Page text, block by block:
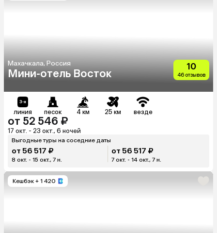
Махачкала, Россия
Мини-отель Восток
10
46 отзывов
линия песок 4 км 25 км везде
от 52 546 ₽
17 окт. - 23 окт., 6 ночей
Выгодные туры на соседние даты
от 56 517 ₽
8 окт. - 15 окт., 7 н.
от 56 517 ₽
7 окт. - 14 окт., 7 н.
Кешбэк + 1 420